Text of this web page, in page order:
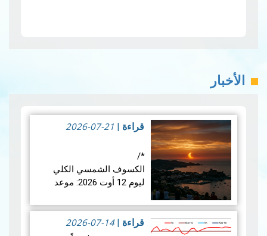
الأخبار
قراءة 2026-07-21
*/
الكسوف الشمسي الكلي
ليوم 12 أوت 2026: موعد
قراءة |
2026-07-14